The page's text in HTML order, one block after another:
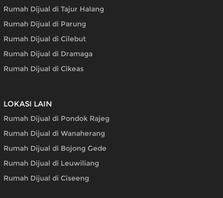
Rumah Dijual di Tajur Halang
Rumah Dijual di Parung
Rumah Dijual di Cilebut
Rumah Dijual di Dramaga
Rumah Dijual di Cikeas
LOKASI LAIN
Rumah Dijual di Pondok Rajeg
Rumah Dijual di Wanaherang
Rumah Dijual di Bojong Gede
Rumah Dijual di Leuwiliang
Rumah Dijual di Ciseeng